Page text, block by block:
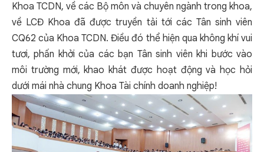
Khoa TCDN, về các Bộ môn và chuyên ngành trong khoa,
về LCĐ Khoa đã được truyền tải tới các Tân sinh viên
CQ62 của Khoa TCDN. Điều đó thể hiện qua không khí vui
tươi, phấn khởi của các bạn Tân sinh viên khi bước vào
môi trường mới, khao khát được hoạt động và học hỏi
dưới mái nhà chung Khoa Tài chính doanh nghiệp!